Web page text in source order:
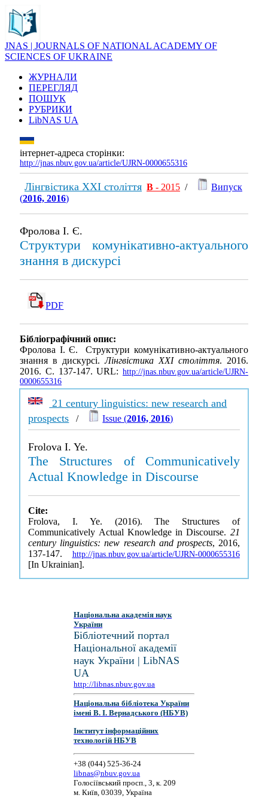
JNAS | JOURNALS OF NATIONAL ACADEMY OF
SCIENCES OF UKRAINE
ЖУРНАЛИ
ПЕРЕГЛЯД
ПОШУК
РУБРИКИ
LibNAS UA
інтернет-адреса сторінки:
http://jnas.nbuv.gov.ua/article/UJRN-0000655316
Лінгвістика ХХІ століття В - 2015 /
Випуск
(2016, 2016)
Фролова І. Є.
Структури комунікативно-актуального
знання в дискурсі
PDF
Бібліографічний опис:
Фролова І. Є. Структури комунікативно-актуального
знання в дискурсі.Лінгвістика ХХІ століття. 2016.
2016. С. 137-147. URL: http://jnas.nbuv.gov.ua/article/UJRN-
0000655316
21 century linguistics: new research and
prospects / Issue (2016, 2016)
Frolova I. Ye.
The Structures of Communicatively
Actual Knowledge in Discourse
Cite:
Frolova, I. Ye. (2016). The Structures of
Communicatively Actual Knowledge in Discourse. 21
century linguistics: new research and prospects, 2016,
137-147. http://jnas.nbuv.gov.ua/article/UJRN-0000655316
[In Ukrainian].
Національна академія наук
України
Бібліотечний портал
Національної академії
наук України | LibNAS
UA
http://libnas.nbuv.gov.ua
Національна бібліотека України
імені В. І. Вернадського (НБУВ)
Інститут інформаційних
технологій НБУВ
+38 (044) 525-36-24
libnas@nbuv.gov.ua
Голосіївський просп., 3, к. 209
м. Київ, 03039, Україна